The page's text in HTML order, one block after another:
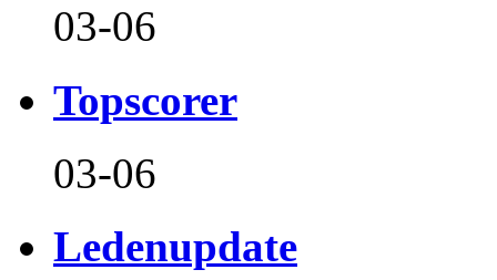
03-06
Topscorer
03-06
Ledenupdate